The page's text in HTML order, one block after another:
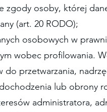
zgody osoby, której
(art. 20 RODO);
osobowych w
wobec profilowania.
przetwarzania,
lub obrony
administratora,